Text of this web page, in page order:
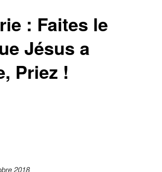
: Faites le
Jésus a
Priez !
2018